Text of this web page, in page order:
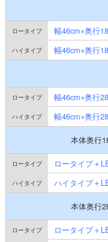
幅46cm×奥行
幅46cm×奥行
幅46cm×奥行
幅46cm×奥行
本体奥行
ロータイプ＋
ハイタイプ＋
本体奥行
ロータイプ＋